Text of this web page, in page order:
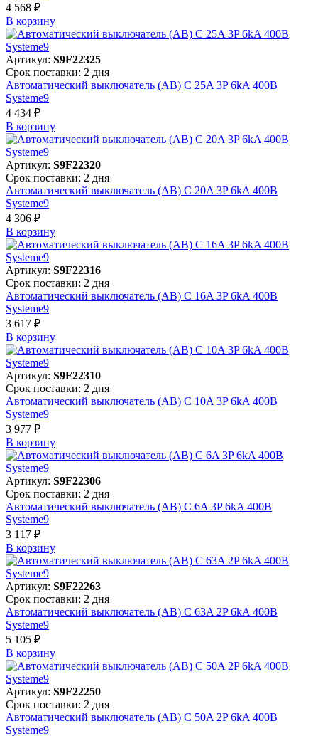
4 568 ₽
В корзинy
Артикул: S9F22325
Срок поставки: 2 дня
Автоматический выключатель (АВ) C 25A 3P 6kA 400В
Systeme9
4 434 ₽
В корзинy
Артикул: S9F22320
Срок поставки: 2 дня
Автоматический выключатель (АВ) C 20A 3P 6kA 400В
Systeme9
4 306 ₽
В корзинy
Артикул: S9F22316
Срок поставки: 2 дня
Автоматический выключатель (АВ) C 16A 3P 6kA 400В
Systeme9
3 617 ₽
В корзинy
Артикул: S9F22310
Срок поставки: 2 дня
Автоматический выключатель (АВ) C 10A 3P 6kA 400В
Systeme9
3 977 ₽
В корзинy
Артикул: S9F22306
Срок поставки: 2 дня
Автоматический выключатель (АВ) C 6A 3P 6kA 400В
Systeme9
3 117 ₽
В корзинy
Артикул: S9F22263
Срок поставки: 2 дня
Автоматический выключатель (АВ) C 63A 2P 6kA 400В
Systeme9
5 105 ₽
В корзинy
Артикул: S9F22250
Срок поставки: 2 дня
Автоматический выключатель (АВ) C 50A 2P 6kA 400В
Systeme9